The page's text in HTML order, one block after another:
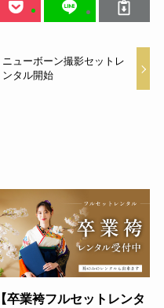
ニューボーン撮影セットレ
ンタル開始
【卒業袴フルセットレンタ